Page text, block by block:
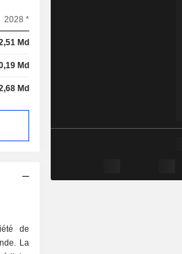
2028 *
Md
Md
Md
de
La